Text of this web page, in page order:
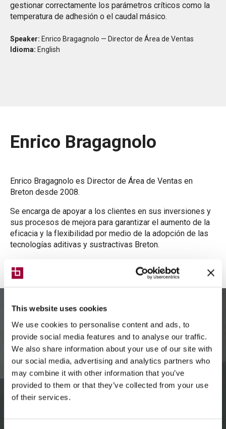
This website uses cookies
We use cookies to personalise content and ads, to
provide social media features and to analyse our traffic.
We also share information about your use of our site with
our social media, advertising and analytics partners who
may combine it with other information that you’ve
provided to them or that they’ve collected from your use
of their services.
gestionar correctamente los parámetros críticos como la
temperatura de adhesión o el caudal másico.
Speaker: Enrico Bragagnolo — Director de Área de Ventas
Idioma: English
Enrico Bragagnolo
Enrico Bragagnolo es Director de Área de Ventas en
Breton desde 2008.
Se encarga de apoyar a los clientes en sus inversiones y
sus procesos de mejora para garantizar el aumento de la
eficacia y la flexibilidad por medio de la adopción de las
tecnologías aditivas y sustractivas Breton.